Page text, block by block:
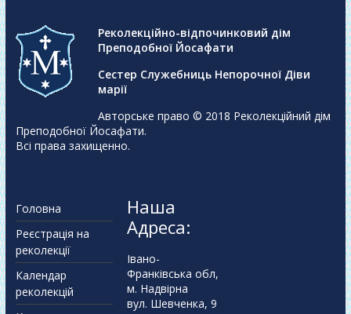
Реколекційно-відпочинковий дім
Преподобної Йосафати
Сестер Служебниць Непорочної Діви
марії
Авторське право © 2018 Реколекційний дім
Преподобної Йосафати.
Всі права захищенно.
Головна
Реєстрація на
реколекції
Календар
реколекцій
Наша
Адреса:
Івано-
Франківська обл,
м. Надвірна
вул. Шевченка, 9